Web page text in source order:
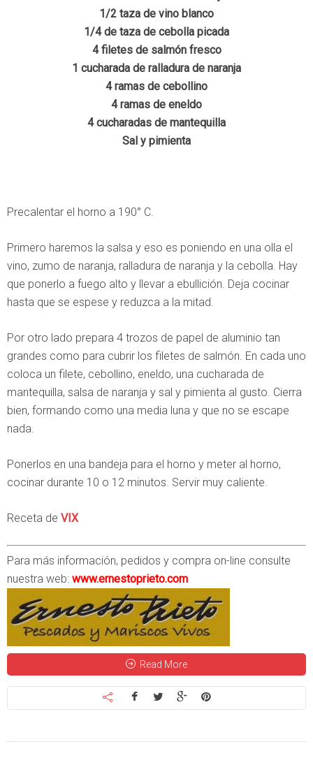
1/2 taza de vino blanco
1/4 de taza de cebolla picada
4 filetes de salmón fresco
1 cucharada de ralladura de naranja
4 ramas de cebollino
4 ramas de eneldo
4 cucharadas de mantequilla
Sal y pimienta
Precalentar el horno a 190° C.
Primero haremos la salsa y eso es poniendo en una olla el
vino, zumo de naranja, ralladura de naranja y la cebolla. Hay
que ponerlo a fuego alto y llevar a ebullición. Deja cocinar
hasta que se espese y reduzca a la mitad.
Por otro lado prepara 4 trozos de papel de aluminio tan
grandes como para cubrir los filetes de salmón. En cada uno
coloca un filete, cebollino, eneldo, una cucharada de
mantequilla, salsa de naranja y sal y pimienta al gusto. Cierra
bien, formando como una media luna y que no se escape
nada.
Ponerlos en una bandeja para el horno y meter al horno,
cocinar durante 10 o 12 minutos. Servir muy caliente.
Receta de VIX
Para más información, pedidos y compra on-line consulte
nuestra web: www.ernestoprieto.com
Read More